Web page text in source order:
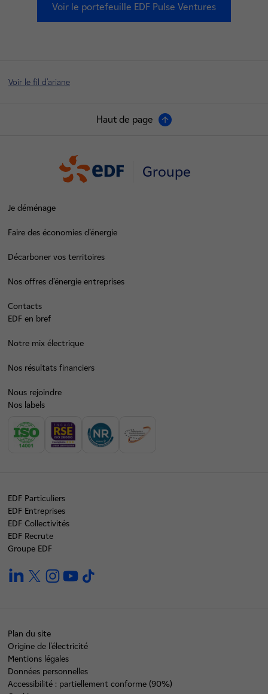
Voir le portefeuille EDF Pulse Ventures
Voir le fil d'ariane
Haut de page
Groupe
Je déménage
Faire des économies d’énergie
Décarboner vos territoires
Nos offres d’énergie entreprises
Contacts
EDF en bref
Notre mix électrique
Nos résultats financiers
Nous rejoindre
Nos labels
EDF Particuliers
EDF Entreprises
EDF Collectivités
EDF Recrute
Groupe EDF
linkedintwitterinstagramyoutube
Plan du site
Origine de l'électricité
Mentions légales
Données personnelles
Accessibilité : partiellement conforme (90%)